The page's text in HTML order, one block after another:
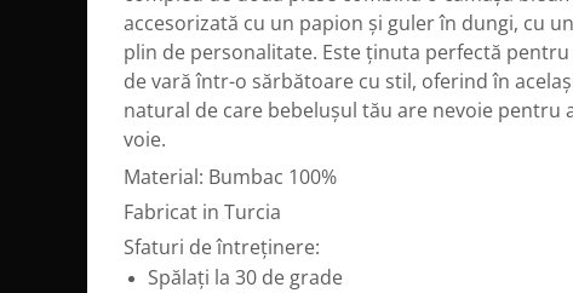
accesorizată cu un papion și guler în dungi, cu
plin de personalitate. Este ținuta perfectă
de vară într-o sărbătoare cu stil, oferind în
natural de care bebelușul tău are nevoie pentru
voie.
Material: Bumbac 100%
Fabricat in Turcia
Sfaturi de întreținere:
Spălați la 30 de grade